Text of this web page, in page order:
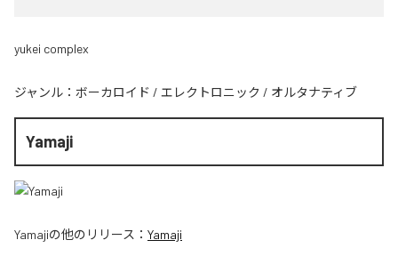
yukei complex
ジャンル： ボーカロイド / エレクトロニック / オルタナティブ
Yamaji
Yamajiの他のリリース： Yamaji